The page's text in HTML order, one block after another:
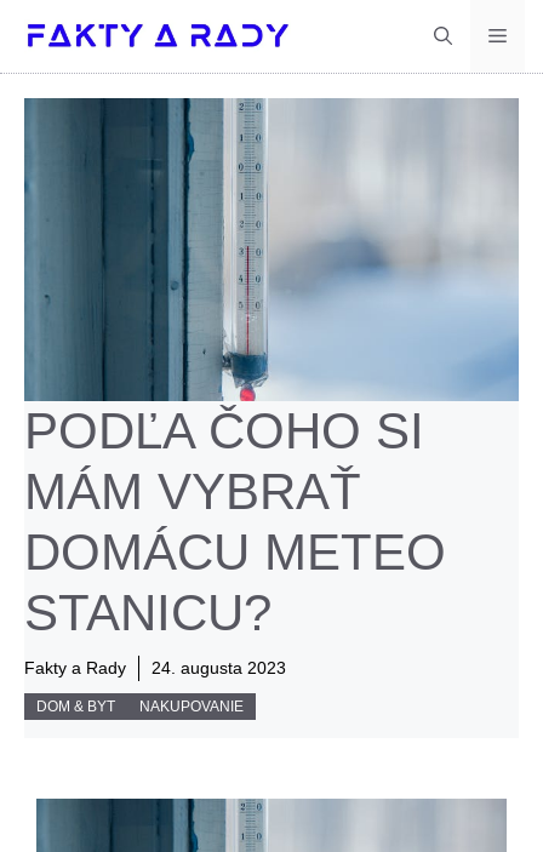
obsah
PODĽA ČOHO SI
MÁM VYBRAŤ
DOMÁCU METEO
STANICU?
Fakty a Rady 24. augusta 2023
DOM & BYT NAKUPOVANIE